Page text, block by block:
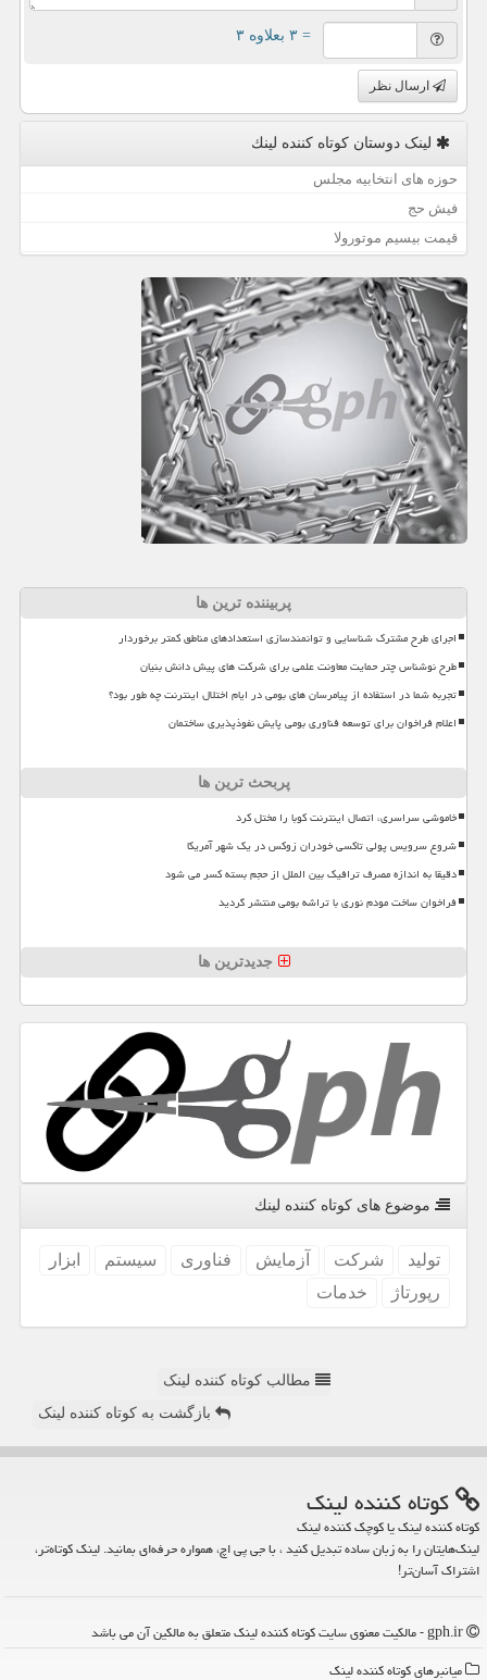
= ۳ بعلاوه ۳
ارسال نظر
لینک دوستان كوتاه كننده لینك
حوزه های انتخابیه مجلس
فیش حج
قیمت بیسیم موتورولا
پربیننده ترین ها
اجرای طرح مشترک شناسایی و توانمندسازی استعدادهای مناطق کمتر برخوردار
طرح نوشناس چتر حمایت معاونت علمی برای شرکت های پیش دانش بنیان
تجربه شما در استفاده از پیامرسان های بومی در ایام اختلال اینترنت چه طور بود؟
اعلام فراخوان برای توسعه فناوری بومی پایش نفوذپذیری ساختمان
پربحث ترین ها
خاموشی سراسری، اتصال اینترنت کوبا را مختل کرد
شروع سرویس پولی تاکسی خودران زوکس در یک شهر آمریکا
دقیقا به اندازه مصرف ترافیک بین الملل از حجم بسته کسر می شود
فراخوان ساخت مودم نوری با تراشه بومی منتشر گردید
جدیدترین ها
موضوع های كوتاه كننده لینك
تولید شركت آزمایش فناوری سیستم
ابزار
رپورتاژ
خدمات
مطالب کوتاه کننده لینک
بازگشت به کوتاه کننده لینک
كوتاه كننده لینك
کوتاه کننده لینک یا کوچک کننده لینک
لینک‌هایتان را به زبان ساده تبدیل کنید ، با جی پی اچ، همواره حرفه‌ای بمانید. لینک کوتاه‌تر،
اشتراک آسان‌تر!
میانبرهای كوتاه كننده لینك